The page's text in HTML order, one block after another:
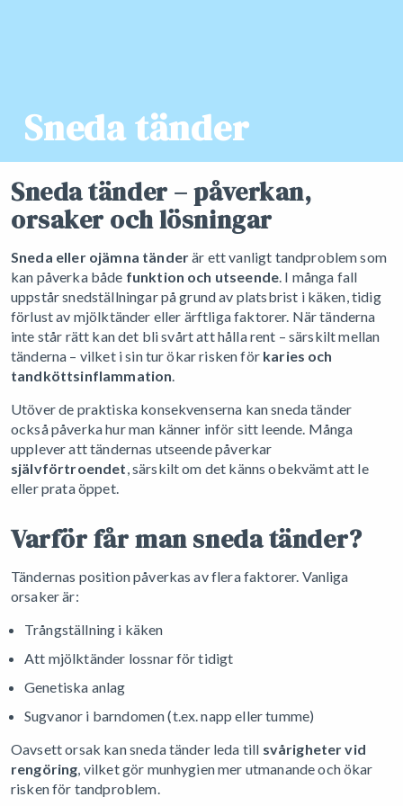
Sneda tänder
Sneda tänder – påverkan,
orsaker och lösningar
Sneda eller ojämna tänderär ett vanligt tandproblem som
kan påverka både funktion och utseende. I många fall
uppstår snedställningar på grund av platsbrist i käken, tidig
förlust av mjölktänder eller ärftliga faktorer. När tänderna
inte står rätt kan det bli svårt att hålla rent – särskilt mellan
tänderna – vilket i sin tur ökar risken för karies och
tandköttsinflammation.
Utöver de praktiska konsekvenserna kan sneda tänder
också påverka hur man känner inför sitt leende. Många
upplever att tändernas utseende påverkar
självförtroendet, särskilt om det känns obekvämt att le
eller prata öppet.
Varför får man sneda tänder?
Tändernas position påverkas av flera faktorer. Vanliga
orsaker är:
Trångställning i käken
Att mjölktänder lossnar för tidigt
Genetiska anlag
Sugvanor i barndomen (t.ex. napp eller tumme)
Oavsett orsak kan sneda tänder leda till svårigheter vid
rengöring, vilket gör munhygien mer utmanande och ökar
risken för tandproblem.